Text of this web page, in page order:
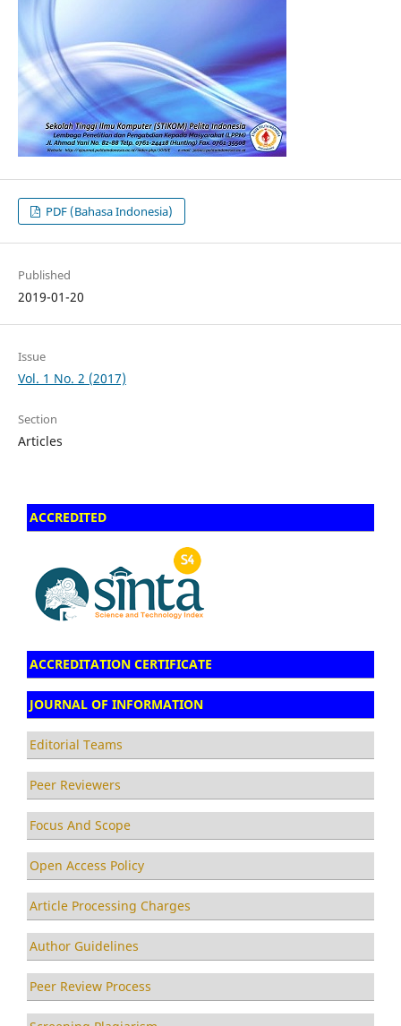
PDF (Bahasa Indonesia)
Published
2019-01-20
Issue
Vol. 1 No. 2 (2017)
Section
Articles
ACCREDITED
ACCREDITATION CERTIFICATE
JOURNAL OF INFORMATION
Editorial Teams
Peer Reviewers
Focus And Scope
Open Access Policy
Article Processing Charges
Author Guidelines
Peer Review Process